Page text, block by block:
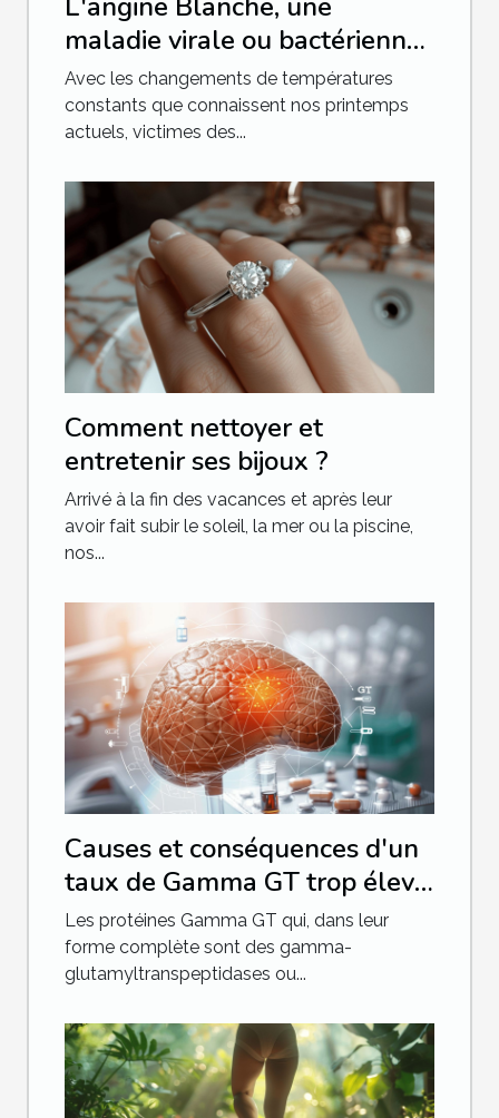
maladie virale ou bactérienne
?
Avec les changements de températures
constants que connaissent nos printemps
actuels, victimes des...
Comment nettoyer et
entretenir ses bijoux ?
Arrivé à la fin des vacances et après leur
avoir fait subir le soleil, la mer ou la piscine,
nos...
Causes et conséquences d'un
taux de Gamma GT trop élevé
et savoir comment le diminuer
Les protéines Gamma GT qui, dans leur
forme complète sont des gamma-
glutamyltranspeptidases ou...